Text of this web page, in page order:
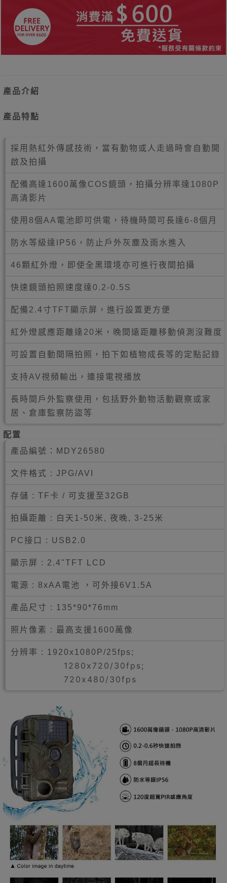
產品介紹
產品特點
採用熱紅外傳感技術，當有動物或人走過時會自動開
啟及拍攝
配備高達1600萬像COS鏡頭，拍攝分辨率達1080P
高清影片
使用8個AA電池即可供電，待機時間可長達6-8個月
防水等級達IP56，防止戶外灰塵及雨水進入
46顆紅外燈，即使全黑環境亦可進行夜間拍攝
快速鏡頭拍照速度達0.2-0.5S
配備2.4寸TFT顯示屏，進行設置更方便
紅外燈感應距離達20米，晚間遠距離移動偵測沒難度
可設置自動間隔拍照，拍下如植物成長等的定點記錄
支持AV視頻輸出，連接電視播放
長時間戶外監察使用，包括野外動物活動觀察或家
居、倉庫監察防盜等
配置
產品編號：
MDY26580
文件格式 : JPG/AVI
存儲 : TF卡 / 可支援至32GB
拍攝距離 : 白天1-50米, 夜晚, 3-25米
PC接口 : USB2.0
顯示屏 : 2.4"TFT LCD
電源 : 8xAA電池 ，可外接6V1.5A
產品尺寸 : 135*90*76mm
照片像素 : 最高支援1600萬像
分辨率 : 1920x1080P/25fps;
1280x720/30fps;
720x480/30fps